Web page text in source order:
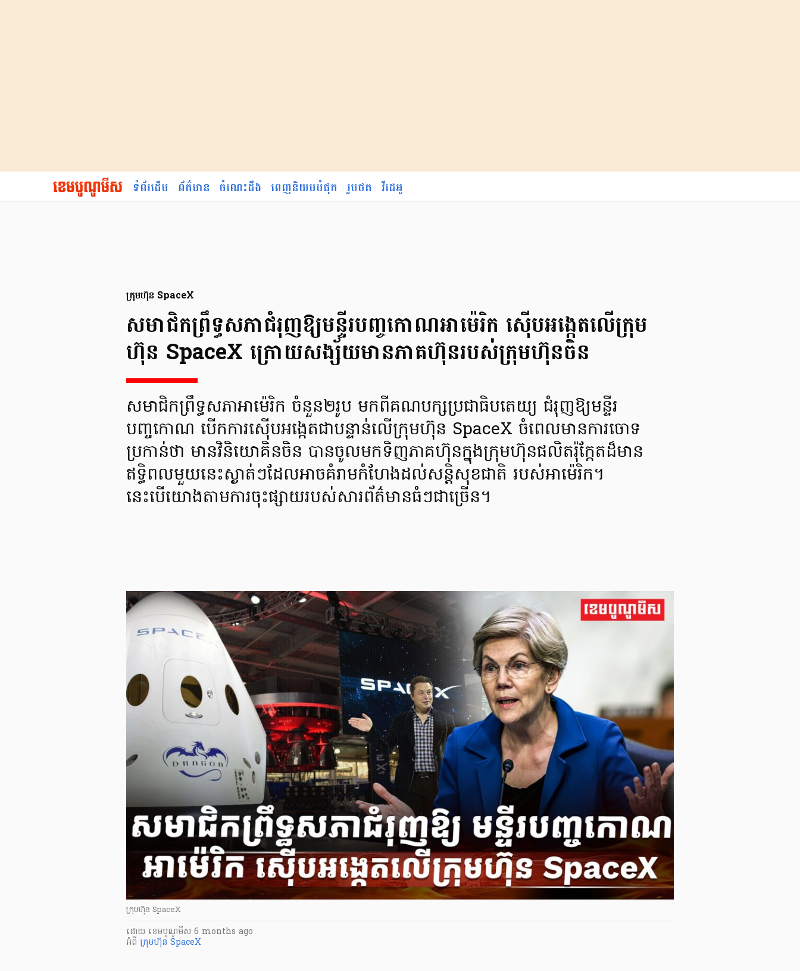
ទំព័រដើម ព័ត៌មាន ចំណេះដឹង ពេញនិយមបំផុត រូបថត វីដេអូ
ក្រុមហ៊ុន SpaceX
សមាជិកព្រឹទ្ធសភាជំរុញឱ្យមន្ទីរបញ្ចកោណអាម៉េរិក ស៊ើបអង្កេតលើក្រុម
ហ៊ុន SpaceX ក្រោយសង្ស័យមានភាគហ៊ុនរបស់ក្រុមហ៊ុនចិន
សមាជិកព្រឹទ្ធសភាអាម៉េរិក ចំនួន២រូប មកពីគណបក្សប្រជាធិបតេយ្យ ជំរុញឱ្យមន្ទីរ
បញ្ចកោណ បើកការស៊ើបអង្កេតជាបន្ទាន់លើក្រុមហ៊ុន SpaceX ចំពេលមានការចោទ
ប្រកាន់ថា មានវិនិយោគិនចិន បានចូលមកទិញភាគហ៊ុនក្នុងក្រុមហ៊ុនផលិតរ៉ុក្កែតដ៏មាន
ឥទ្ធិពលមួយនេះស្ងាត់ៗដែលអាចគំរាមកំហែងដល់សន្តិសុខជាតិ របស់អាម៉េរិក។
នេះបើយោងតាមការចុះផ្សាយរបស់សារព័ត៌មានធំៗជាច្រើន។
ក្រុមហ៊ុន SpaceX
ដោយ ​ ខេមបូណូមីស 6 months ago
អំពី ក្រុមហ៊ុន SpaceX